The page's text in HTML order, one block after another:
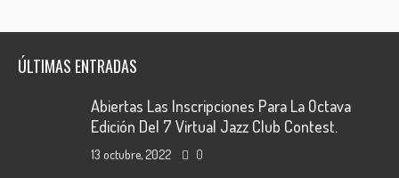
ÚLTIMAS ENTRADAS
Abiertas Las Inscripciones Para La Octava
Edición Del 7 Virtual Jazz Club Contest.
13 octubre, 2022 0